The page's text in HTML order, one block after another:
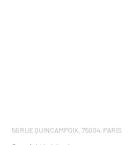
56 RUE QUINCAMPOIX, 75004, PARIS